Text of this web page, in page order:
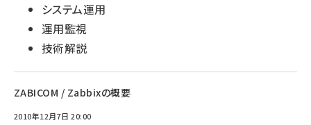
システム運用
運用監視
技術解説
ZABICOM / Zabbixの概要
2010年12月7日 20:00